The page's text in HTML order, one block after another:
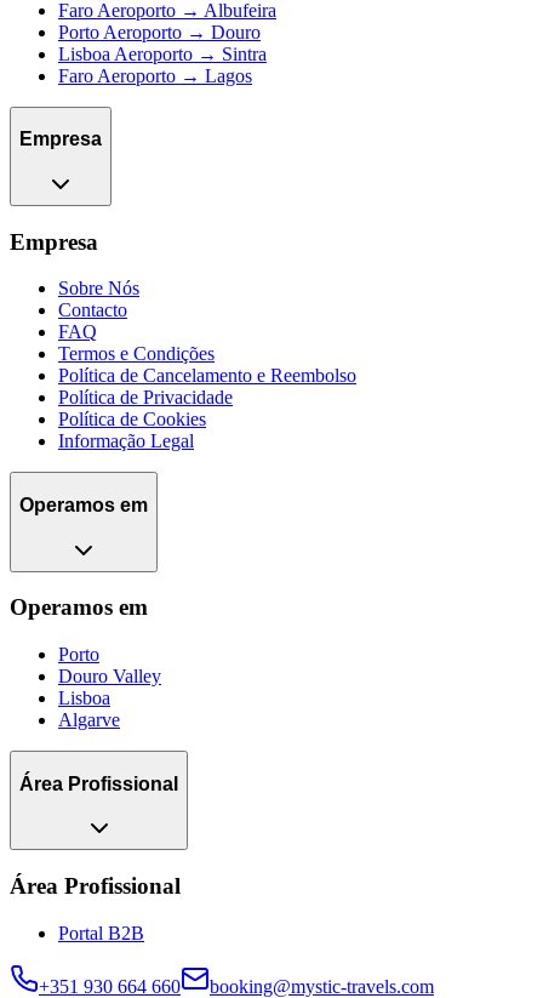
Faro Aeroporto → Albufeira
Porto Aeroporto → Douro
Lisboa Aeroporto → Sintra
Faro Aeroporto → Lagos
Empresa
Empresa
Sobre Nós
Contacto
FAQ
Termos e Condições
Política de Cancelamento e Reembolso
Política de Privacidade
Política de Cookies
Informação Legal
Operamos em
Operamos em
Porto
Douro Valley
Lisboa
Algarve
Área Profissional
Área Profissional
Portal B2B
+351 930 664 660 booking@mystic-travels.com